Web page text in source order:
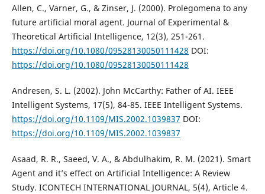
Allen, C., Varner, G., & Zinser, J. (2000). Prolegomena to any
future artificial moral agent. Journal of Experimental &
Theoretical Artificial Intelligence, 12(3), 251-261.
https://doi.org/10.1080/09528130050111428 DOI:
https://doi.org/10.1080/09528130050111428
Andresen, S. L. (2002). John McCarthy: Father of AI. IEEE
Intelligent Systems, 17(5), 84-85. IEEE Intelligent Systems.
https://doi.org/10.1109/MIS.2002.1039837 DOI:
https://doi.org/10.1109/MIS.2002.1039837
Asaad, R. R., Saeed, V. A., & Abdulhakim, R. M. (2021). Smart
Agent and it’s effect on Artificial Intelligence: A Review
Study. ICONTECH INTERNATIONAL JOURNAL, 5(4), Article 4.